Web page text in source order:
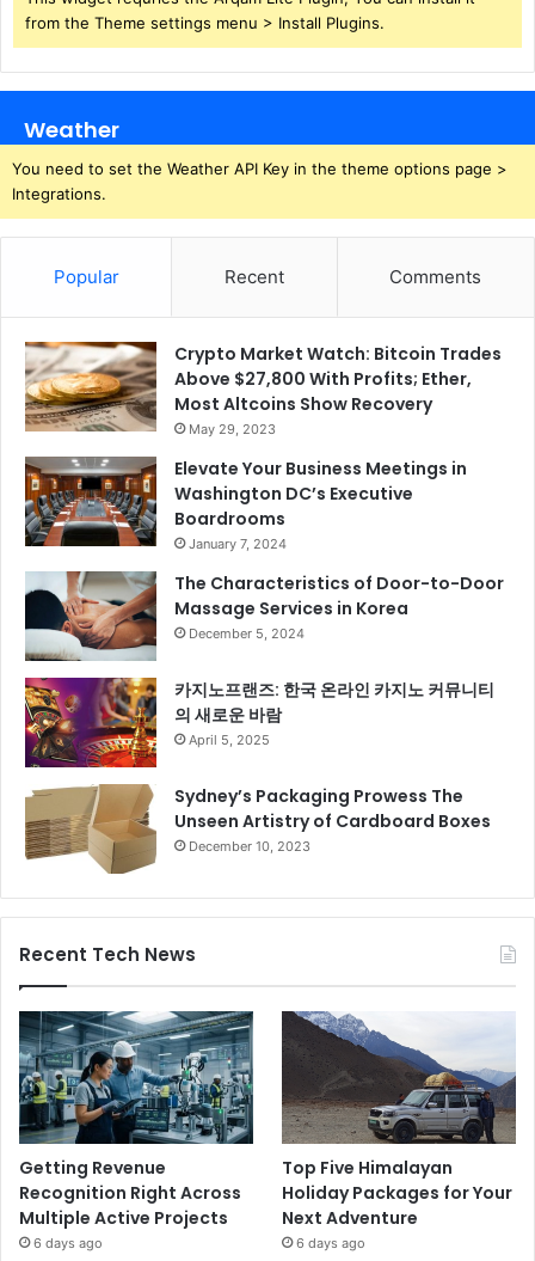
from the Theme settings menu > Install Plugins.
Weather
You need to set the Weather API Key in the theme options page >
Integrations.
Popular Recent Comments
Crypto Market Watch: Bitcoin Trades
Above $27,800 With Profits; Ether,
Most Altcoins Show Recovery
May 29, 2023
Elevate Your Business Meetings in
Washington DC’s Executive
Boardrooms
January 7, 2024
The Characteristics of Door-to-Door
Massage Services in Korea
December 5, 2024
카지노프랜즈: 한국 온라인 카지노 커뮤니티
의 새로운 바람
April 5, 2025
Sydney’s Packaging Prowess The
Unseen Artistry of Cardboard Boxes
December 10, 2023
Recent Tech News
Getting Revenue
Recognition Right Across
Multiple Active Projects
6 days ago
Top Five Himalayan
Holiday Packages for Your
Next Adventure
6 days ago